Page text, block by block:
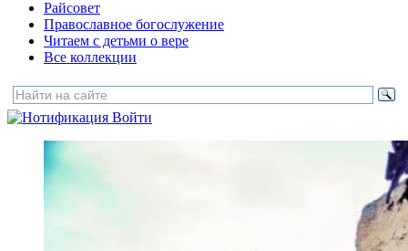
Райсовет
Православное богослужение
Читаем с детьми о вере
Все коллекции
Войти